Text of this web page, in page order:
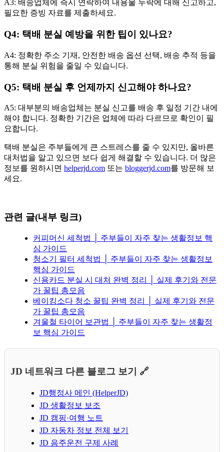
A3: 배송업체에 즉시 연락하여 내용물 누락에 대해 신고하고,
필요한 증빙 자료를 제출하세요.
Q4: 택배 분실 예방을 위한 팁이 있나요?
A4: 정확한 주소 기재, 안전한 배송 옵션 선택, 배송 추적 등을
통해 분실 위험을 줄일 수 있습니다.
Q5: 택배 분실 후 언제까지 신고해야 하나요?
A5: 대부분의 배송업체는 분실 신고를 배송 후 일정 기간 내에
해야 합니다. 정확한 기간은 업체에 따라 다르므로 확인이 필
요합니다.
택배 분실은 주부들에게 큰 스트레스를 줄 수 있지만, 올바른
대처법을 알고 있으면 보다 쉽게 해결할 수 있습니다. 더 많은
정보를 원하시면 helperjd.com 또는 bloggerjd.com를 방문해 보
세요.
관련 글(내부 링크)
커피머신 세척법 │ 주부들이 자주 찾는 생활정보 핵
심 가이드
청소기 필터 세척법 │ 주부들이 자주 찾는 생활정보
핵심 가이드
신용카드 분실 시 대처 완벽 정리 │ 실제 후기와 전문
가 꿀팁 총모음
베이킹소다 청소 꿀팁 완벽 정리 │ 실제 후기와 전문
가 꿀팁 총모음
겨울철 타이어 보관법 │ 주부들이 자주 찾는 생활정
보 핵심 가이드
JD 네트워크 다른 블로그 보기 🔗
JD행정사 메인 (HelperJD)
JD 생활정보 보조
JD 캠핑·여행 노트
JD 자동차 정보 전체 보기
JD 음주운전 구제 사례